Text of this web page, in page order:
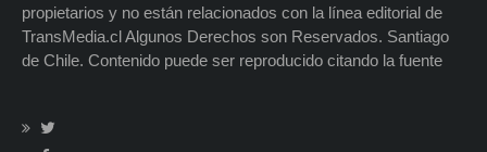
propietarios y no están relacionados con la línea editorial de
TransMedia.cl Algunos Derechos son Reservados. Santiago
de Chile. Contenido puede ser reproducido citando la fuente